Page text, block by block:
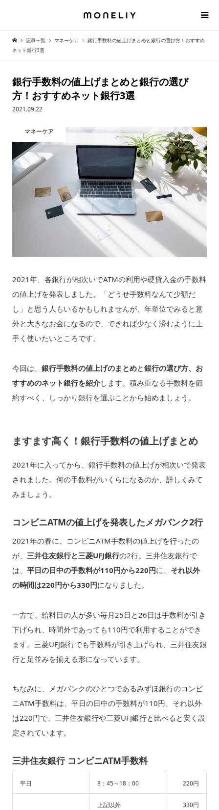
記事一覧 マネーケア
銀行手数料の値上げまとめと銀行の選び方！おすすめ
ネット銀行3選
銀行手数料の値上げまとめと銀行の選び
方！おすすめネット銀行3選
2021.09.22
マネーケア
2021年、各銀行が相次いでATMの利用や硬貨入金の手数料
の値上げを発表しました。「どうせ手数料なんて少額だ
し」と思う人もいるかもしれませんが、年単位でみると意
外と大きなお金になるので、できれば少なく済むように上
手く使いたいところです。
今回は、 銀行手数料の値上げのまとめと銀行の選び方、お
すすめのネット銀行を紹介します。積み重なる手数料を節
約すべく、しっかり銀行を選ぶことから始めましょう。
ますます高く！銀行手数料の値上げまとめ
2021年に入ってから、銀行手数料の値上げが相次いで発表
されました。何の手数料がいくらになるのか、詳しくみて
みましょう。
コンビニATMの値上げを発表したメガバンク2行
2021年の春に、コンビニATM手数料の値上げを行ったの
が、 三井住友銀行と三菱UFJ銀行の2行。三井住友銀行で
は、 平日の日中の手数料が110円から220円に、 それ以外
の時間は220円から330円になりました。
一方で、給料日の人が多い毎月25日と26日は手数料が引き
下げられ、時間外であっても110円で利用することができ
ます。三菱UFJ銀行でも手数料が引き上げられ、三井住友銀
行と足並みを揃える形になっています。
ちなみに、メガバンクのひとつであるみずほ銀行のコンビ
ニATM手数料は、平日の日中の手数料が110円、それ以外
は220円で、三井住友銀行や三菱UFJ銀行と比べると安く設
定されています。
三井住友銀行 コンビニATM手数料
平日 8：45～18：00 220円
上記以外 330円